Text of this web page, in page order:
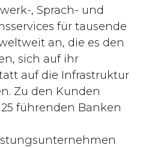
, Sprach- und
für tausende
an, die es den
sich auf ihr
auf die Infrastruktur
Zu den Kunden
führenden Banken